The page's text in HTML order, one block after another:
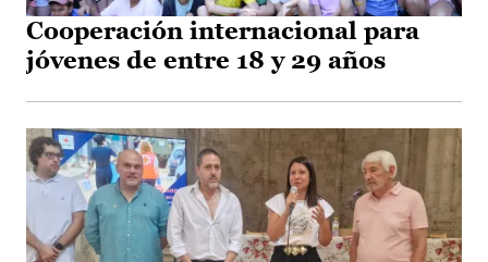
Cooperación internacional para
jóvenes de entre 18 y 29 años